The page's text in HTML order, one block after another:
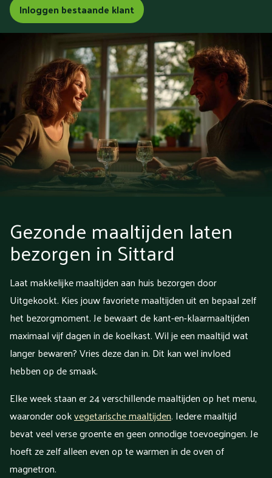
Inloggen bestaande klant
Gezonde maaltijden laten
bezorgen in Sittard
Laat makkelijke maaltijden aan huis bezorgen door
Uitgekookt. Kies jouw favoriete maaltijden uit en bepaal zelf
het bezorgmoment. Je bewaart de kant-en-klaarmaaltijden
maximaal vijf dagen in de koelkast. Wil je een maaltijd wat
langer bewaren? Vries deze dan in. Dit kan wel invloed
hebben op de smaak.
Elke week staan er 24 verschillende maaltijden op het menu,
waaronder ookvegetarische maaltijden. Iedere maaltijd
bevat veel verse groente en geen onnodige toevoegingen. Je
hoeft ze zelf alleen even op te warmen in de oven of
magnetron.